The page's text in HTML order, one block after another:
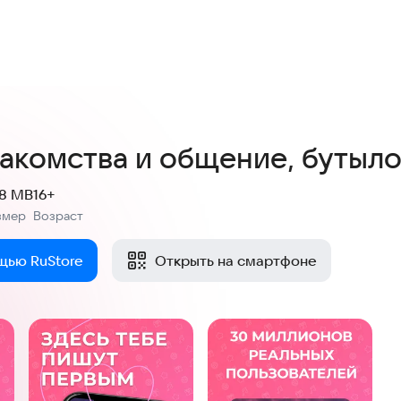
и общение,
MB
Возраст
16+
RuStore Открыть на смартфоне